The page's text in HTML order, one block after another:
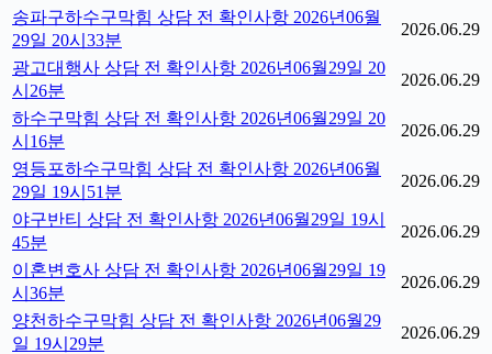
송파구하수구막힘 상담 전 확인사항 2026년06월
29일 20시33분
2026.06.29
광고대행사 상담 전 확인사항 2026년06월29일 20
시26분
2026.06.29
하수구막힘 상담 전 확인사항 2026년06월29일 20
시16분
2026.06.29
영등포하수구막힘 상담 전 확인사항 2026년06월
29일 19시51분
2026.06.29
야구반티 상담 전 확인사항 2026년06월29일 19시
45분
2026.06.29
이혼변호사 상담 전 확인사항 2026년06월29일 19
시36분
2026.06.29
양천하수구막힘 상담 전 확인사항 2026년06월29
일 19시29분
2026.06.29